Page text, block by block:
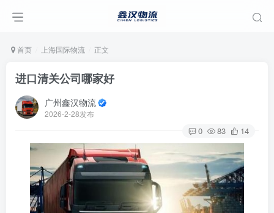
首页 上海国际物流 正文
进口清关公司哪家好
广州鑫汉物流
2026-2-28发布
0 83 14